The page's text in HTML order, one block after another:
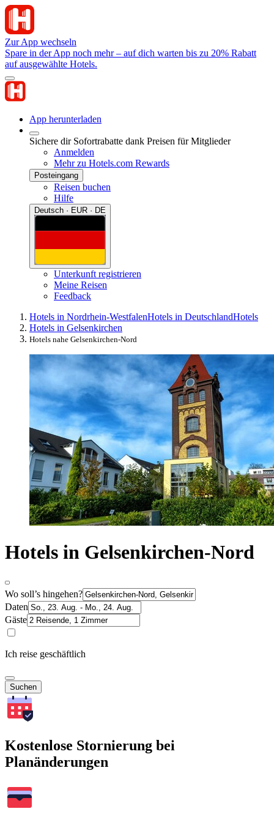
Zur App wechseln
Spare in der App noch mehr – auf dich warten bis zu 20% Rabatt
auf ausgewählte Hotels.
App herunterladen
Sichere dir Sofortrabatte dank Preisen für Mitglieder
Anmelden
Mehr zu Hotels.com Rewards
Posteingang
Reisen buchen
Hilfe
Deutsch · EUR · DE
Unterkunft registrieren
Meine Reisen
Feedback
Hotels in Nordrhein-WestfalenHotels in DeutschlandHotels
Hotels in Gelsenkirchen
Hotels nahe Gelsenkirchen-Nord
Hotels in Gelsenkirchen-Nord
Wo soll’s hingehen?
Daten
Gäste
Ich reise geschäftlich
Suchen
Kostenlose Stornierung bei
Planänderungen